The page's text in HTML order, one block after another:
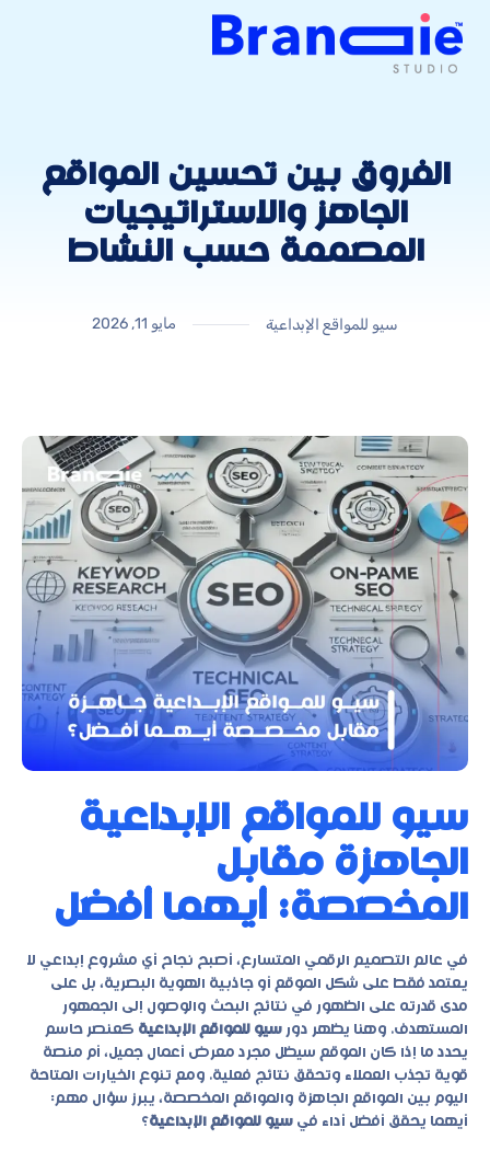
الفروق بين تحسين المواقع
الجاهز والاستراتيجيات
المصممة حسب النشاط
سيو للمواقع الإبداعية مايو 11, 2026
سيو للمواقع الإبداعية
الجاهزة مقابل
المخصصة: أيهما أفضل
في عالم التصميم الرقمي المتسارع، أصبح نجاح أي مشروع إبداعي لا
يعتمد فقط على شكل الموقع أو جاذبية الهوية البصرية، بل على
مدى قدرته على الظهور في نتائج البحث والوصول إلى الجمهور
المستهدف. وهنا يظهر دور سيو للمواقع الإبداعية كعنصر حاسم
يحدد ما إذا كان الموقع سيظل مجرد معرض أعمال جميل، أم منصة
قوية تجذب العملاء وتحقق نتائج فعلية. ومع تنوع الخيارات المتاحة
اليوم بين المواقع الجاهزة والمواقع المخصصة، يبرز سؤال مهم:
أيهما يحقق أفضل أداء في سيو للمواقع الإبداعية؟